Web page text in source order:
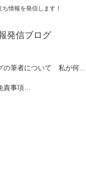
情報を発信します！
発信ブログ
当ブログの筆者について 私が何者なのかを紹介します
プライバシーポリシー・免責事項など